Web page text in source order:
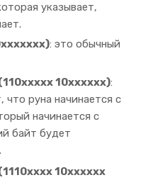
указывает,
: это обычный
10xxxxxx):
что руна начинается с
начинается с
байт будет
.
10xxxxxx